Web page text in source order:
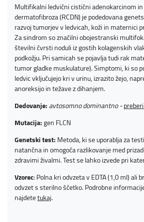
Multifikalni ledvični cistični adenokarcinom
dermatofibroza (RCDN) je podedovana
razvoj tumorjev v ledvicah, koži in maternici
Za sindrom so značilni obojestranski
številni čvrsti noduli iz gostih kolagenskih
podkožju. Pri samicah se pojavlja tudi rak
tumor gladke muskulature). Simptomi, ki so
ledvic vključujejo kri v urinu, izrazito žejo,
anoreksijo in težave z dihanjem.
Dedovanje:avtosomno dominantno -
Mutacija:gen FLCN
Genetski test:Metoda, ki se uporablja za
natančna in omogoča razlikovanje med
zdravimi živalmi. Test se lahko izvede pri
Vzorec: Polna kri odvzeta v EDTA (1,0 ml) ali
odvzet s sterilno ščetko. Podrobne
najdetetukaj.